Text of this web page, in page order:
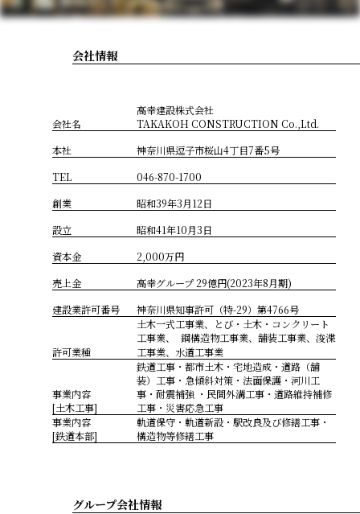
会社情報
会社名
高幸建設株式会社
TAKAKOH CONSTRUCTION Co.,Ltd.
本社
神奈川県逗子市桜山4丁目7番5号
TEL
046-870-1700
創業
昭和39年3月12日
設立
昭和41年10月3日
資本金
2,000万円
売上金
高幸グループ 29億円(2023年8月期)
建設業許可番号
神奈川県知事許可（特-29）第4766号
許可業種
土木一式工事業、とび・土木・コンクリート
工事業、 鋼構造物工事業、舗装工事業、浚渫
工事業、水道工事業
事業内容
[土木工事]
鉄道工事・都市土木・宅地造成・道路（舗
装）工事・急傾斜対策・法面保護・河川工
事・耐震補強 ・民間外溝工事・道路維持補修
工事・災害応急工事
事業内容
[鉄道本部]
軌道保守・軌道新設・駅改良及び修繕工事・
構造物等修繕工事
グループ会社情報